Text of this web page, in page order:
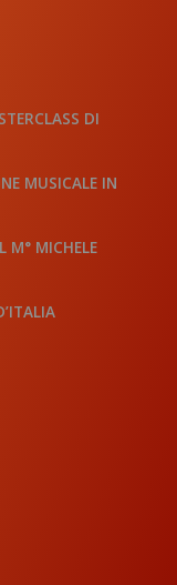
DI
MUSICALE IN
M° MICHELE